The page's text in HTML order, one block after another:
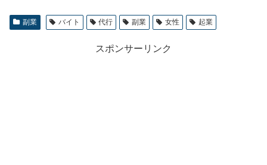
副業 バイト 代行 副業 女性 起業
スポンサーリンク